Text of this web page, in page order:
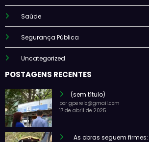
Saúde
Segurança Pública
Uncategorized
POSTAGENS RECENTES
(sem título)
por gperelo@gmail.com
17 de abril de 2025
As obras seguem